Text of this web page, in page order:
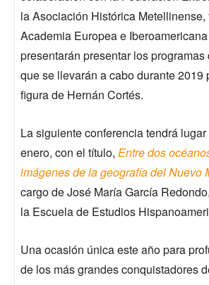
la Asociación Histórica Metellinense,
Academia Europea e
presentarán presentar los
que se llevarán a cabo durante 2019
figura de Hernán Cortés.
La siguiente conferencia tendrá
enero, con el título, Entre dos
imágenes de la geografía del Nuevo
cargo de José María García
la Escuela de Estudios
Una ocasión única este año para
de los más grandes conquistadores